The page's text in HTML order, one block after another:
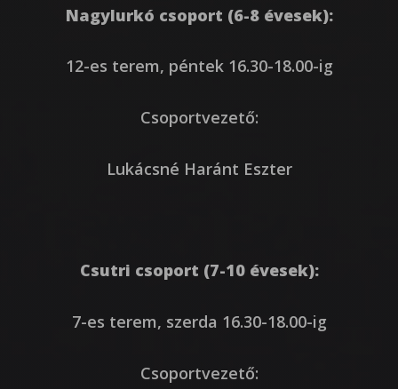
Nagylurkó csoport (6-8 évesek):
12-es terem, péntek 16.30-18.00-ig
Csoportvezető:
Lukácsné Haránt Eszter
Csutri csoport (7-10 évesek):
7-es terem, szerda 16.30-18.00-ig
Csoportvezető: